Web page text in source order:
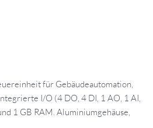
für Gebäudeautomation,
I/O (4 DO, 4 DI, 1 AO, 1 AI,
1 GB RAM. Aluminiumgehäuse,